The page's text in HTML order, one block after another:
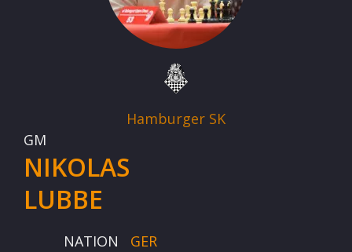
Hamburger SK
GM
NIKOLAS
LUBBE
NATION
GER